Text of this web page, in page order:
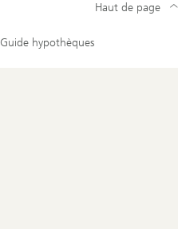
Guide hypothèques
Haut de page